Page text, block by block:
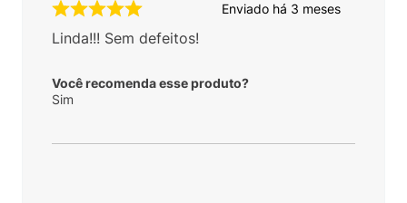
Enviado há 3 meses
Linda!!! Sem defeitos!
Você recomenda esse produto?
Sim